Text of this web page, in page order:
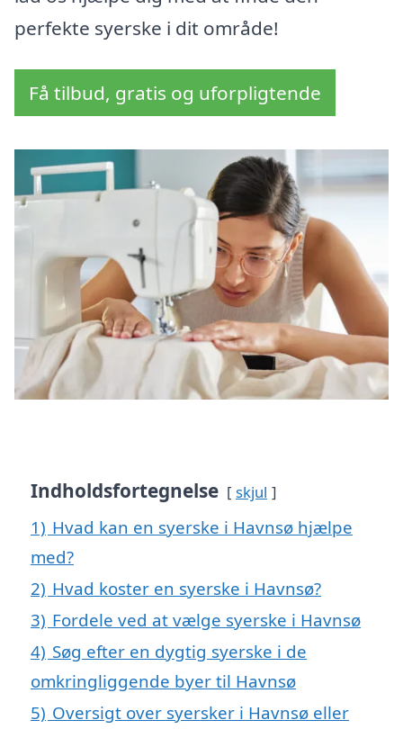
perfekte syerske i dit område!
Få tilbud, gratis og uforpligtende
Indholdsfortegnelse skjul
1) Hvad kan en syerske i Havnsø hjælpe
med?
2) Hvad koster en syerske i Havnsø?
3) Fordele ved at vælge syerske i Havnsø
4) Søg efter en dygtig syerske i de
omkringliggende byer til Havnsø
5) Oversigt over syersker i Havnsø eller